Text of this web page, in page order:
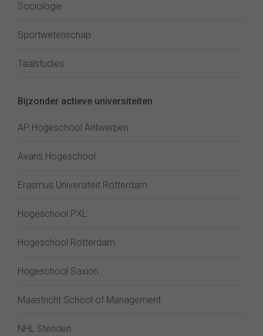
Sociologie
Sportwetenschap
Taalstudies
Bijzonder actieve universiteiten
AP Hogeschool Antwerpen
Avans Hogeschool
Erasmus Universiteit Rotterdam
Hogeschool PXL
Hogeschool Rotterdam
Hogeschool Saxion
Maastricht School of Management
NHL Stenden